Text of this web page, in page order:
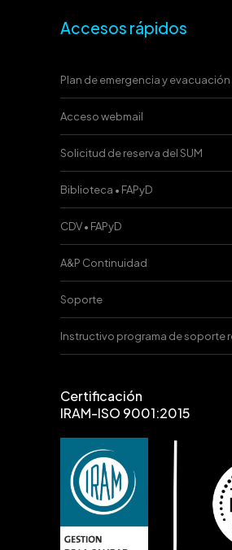
Accesos rápidos
Plan de emergencia y evacuación
Acceso webmail
Solicitud de reserva del SUM
Biblioteca • FAPyD
CDV • FAPyD
A&P Continuidad
Soporte
Instructivo programa de soporte
Certificación
IRAM-ISO 9001:2015